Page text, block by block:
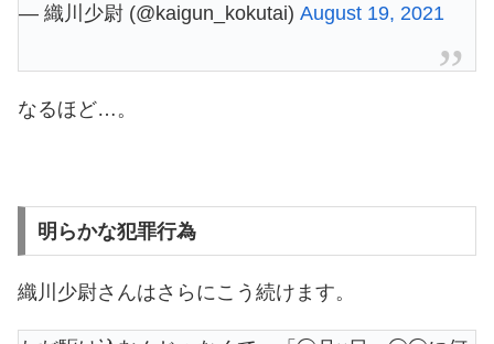
— 織川少尉 (@kaigun_kokutai) August 19, 2021
なるほど…。
明らかな犯罪行為
織川少尉さんはさらにこう続けます。